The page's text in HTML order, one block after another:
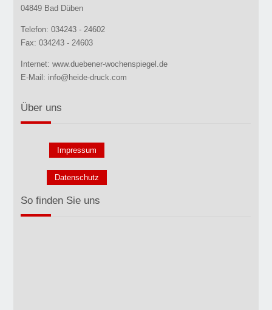
04849 Bad Düben
Telefon: 034243 - 24602
Fax: 034243 - 24603
Internet: www.duebener-wochenspiegel.de
E-Mail: info@heide-druck.com
Über uns
Impressum
Datenschutz
So finden Sie uns